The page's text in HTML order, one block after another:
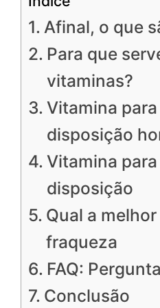
Afinal, o que
Para que
vitaminas?
Vitamina
disposição
Vitamina
disposição
Qual a
fraqueza
FAQ:
Conclusão